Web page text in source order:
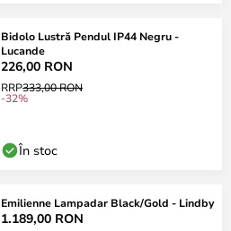
Bidolo Lustră Pendul IP44 Negru -
Lucande
226,00 RON
RRP333,00 RON
-32%
În stoc
Emilienne Lampadar Black/Gold - Lindby
1.189,00 RON